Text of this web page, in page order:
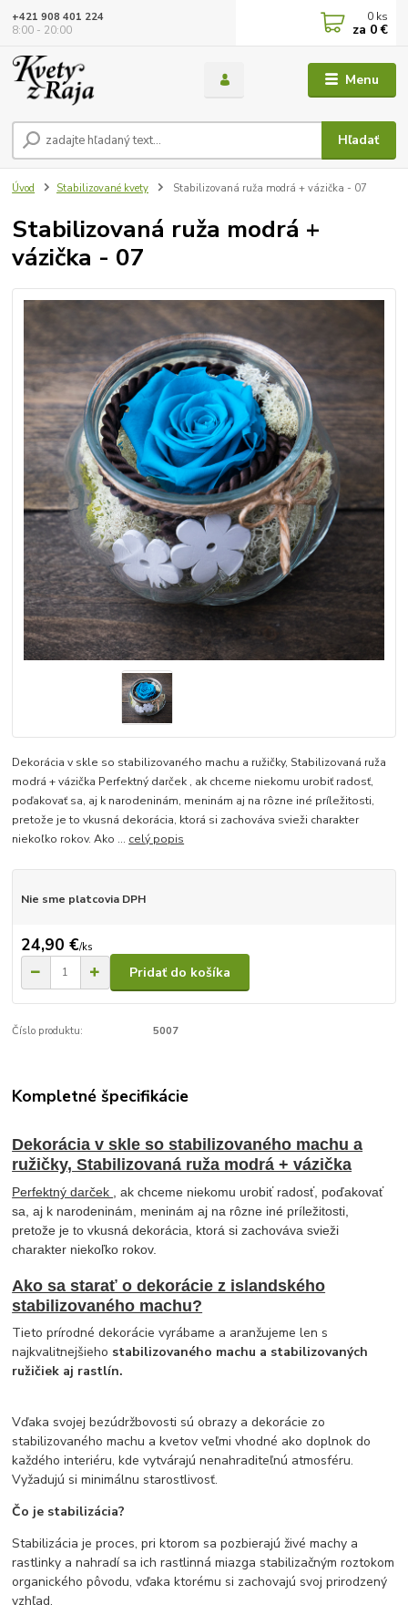
Menu
Hľadať
+421 908 401 224
8:00 - 20:00
0 ks
za 0 €
Úvod Stabilizované kvety Stabilizovaná ruža modrá + vázička - 07
Stabilizovaná ruža modrá +
vázička - 07
Dekorácia v skle so stabilizovaného machu a ružičky, Stabilizovaná ruža
modrá + vázička Perfektný darček , ak chceme niekomu urobiť radosť,
poďakovať sa, aj k narodeninám, meninám aj na rôzne iné príležitosti,
pretože je to vkusná dekorácia, ktorá si zachováva svieži charakter
niekoľko rokov. Ako ... celý popis
Nie sme platcovia DPH
24,90 €/ks
Pridať do košíka
Číslo produktu: 5007
Kompletné špecifikácie
Dekorácia v skle so stabilizovaného machu a
ružičky, Stabilizovaná ruža modrá + vázička
Perfektný darček
, ak chceme niekomu urobiť radosť, poďakovať
sa, aj k narodeninám, meninám aj na rôzne iné príležitosti,
pretože je to vkusná dekorácia, ktorá si zachováva svieži
charakter niekoľko rokov.
Ako sa starať o dekorácie z islandského
stabilizovaného machu?
Tieto prírodné dekorácie vyrábame a aranžujeme len s
najkvalitnejšieho stabilizovaného machu a stabilizovaných
ružičiek aj rastlín.
Vďaka svojej bezúdržbovosti sú obrazy a dekorácie zo
stabilizovaného machu a kvetov veľmi vhodné ako doplnok do
každého interiéru, kde vytvárajú nenahraditeľnú atmosféru.
Vyžadujú si minimálnu starostlivosť.
Čo je stabilizácia?
Stabilizácia je proces, pri ktorom sa pozbierajú živé machy a
rastlinky a nahradí sa ich rastlinná miazga stabilizačným roztokom
organického pôvodu, vďaka ktorému si zachovajú svoj prirodzený
vzhľad.